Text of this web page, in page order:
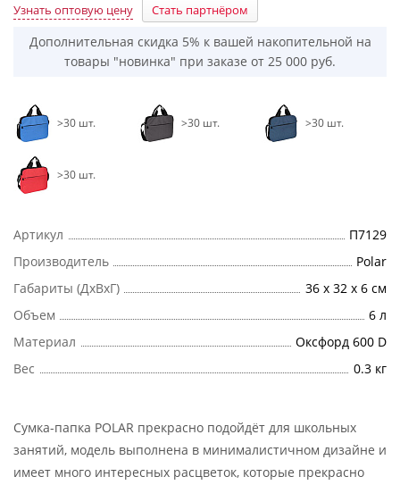
Узнать оптовую цену Стать партнёром
Дополнительная скидка 5% к вашей накопительной на
товары "новинка" при заказе от 25 000 руб.
>30 шт. >30 шт. >30 шт.
>30 шт.
Артикул
П7129
Производитель
Polar
Габариты (ДхВхГ)
36 х 32 х 6 см
Объем
6 л
Материал
Оксфорд 600 D
Вес
0.3 кг
Сумка-папка POLAR прекрасно подойдёт для школьных
занятий, модель выполнена в минималистичном дизайне и
имеет много интересных расцветок, которые прекрасно